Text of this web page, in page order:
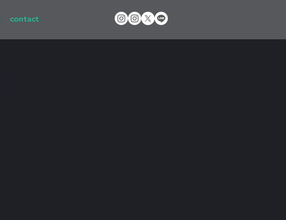
contact